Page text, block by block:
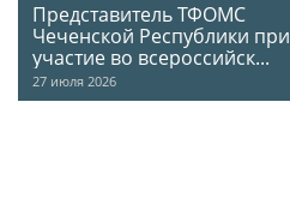
Представитель ТФОМС
Чеченской Республики
участие во всероссийск...
27 июля 2026